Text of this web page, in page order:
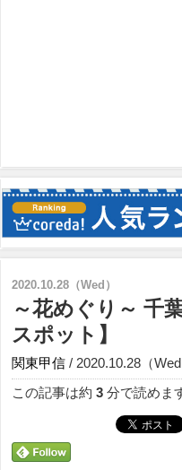
2020.10.28（Wed）
～花めぐり～ 千
スポット】
関東甲信 / 2020.10.28（
この記事は約 3 分で読めま